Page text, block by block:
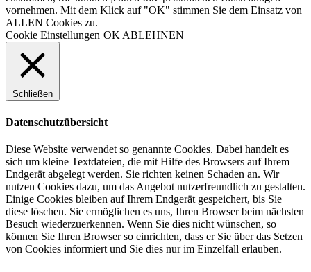
vornehmen. Mit dem Klick auf "OK" stimmen Sie dem Einsatz von
ALLEN Cookies zu.
Cookie Einstellungen OKABLEHNEN
Schließen
Datenschutzübersicht
Diese Website verwendet so genannte Cookies. Dabei handelt es
sich um kleine Textdateien, die mit Hilfe des Browsers auf Ihrem
Endgerät abgelegt werden. Sie richten keinen Schaden an. Wir
nutzen Cookies dazu, um das Angebot nutzerfreundlich zu gestalten.
Einige Cookies bleiben auf Ihrem Endgerät gespeichert, bis Sie
diese löschen. Sie ermöglichen es uns, Ihren Browser beim nächsten
Besuch wiederzuerkennen. Wenn Sie dies nicht wünschen, so
können Sie Ihren Browser so einrichten, dass er Sie über das Setzen
von Cookies informiert und Sie dies nur im Einzelfall erlauben.